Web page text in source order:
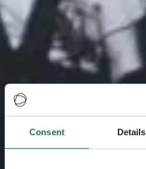
Consent Details